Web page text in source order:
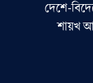
দেশে-
শায়খ